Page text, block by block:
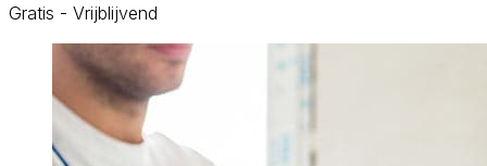
Gratis - Vrijblijvend